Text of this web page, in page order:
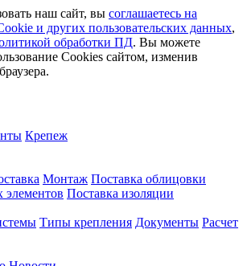
наш сайт, вы соглашаетесь на
и других пользовательских данных,
обработки ПД. Вы можете
Cookies сайтом, изменив
Крепеж
Монтаж Поставка облицовки
элементов Поставка изоляции
Типы крепления Документы Расчет